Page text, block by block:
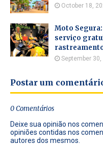
October 18,
Moto
serviço
September
Postar um
0 Comentários
Deixe sua opinião nos
opiniões contidas nos
autores dos mesmos.